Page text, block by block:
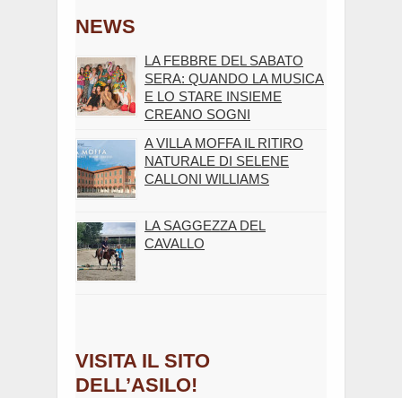
NEWS
LA FEBBRE DEL SABATO
SERA: QUANDO LA MUSICA
E LO STARE INSIEME
CREANO SOGNI
A VILLA MOFFA IL RITIRO
NATURALE DI SELENE
CALLONI WILLIAMS
LA SAGGEZZA DEL
CAVALLO
VISITA IL SITO
DELL’ASILO!